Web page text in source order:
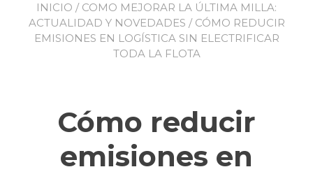
INICIO / COMO MEJORAR LA ÚLTIMA MILLA:
ACTUALIDAD Y NOVEDADES / CÓMO REDUCIR
EMISIONES EN LOGÍSTICA SIN ELECTRIFICAR
TODA LA FLOTA
Cómo reducir
emisiones en